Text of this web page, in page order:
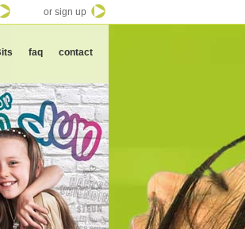
faq contact
or sign up